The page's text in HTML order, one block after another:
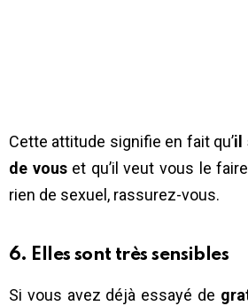
Cette attitude signifie en fait qu’il
de vouset qu’il veut vous le
rien de sexuel, rassurez-vous.
6. Elles sont très sensibles
Si vous avez déjà essayé de